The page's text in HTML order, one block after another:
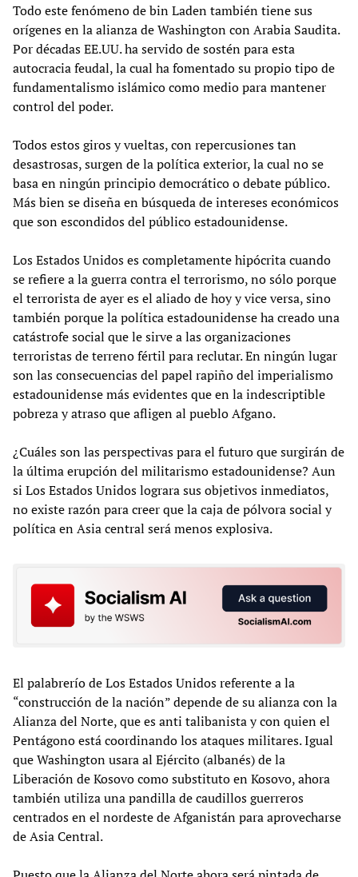
Todo este fenómeno de bin Laden también tiene sus
orígenes en la alianza de Washington con Arabia Saudita.
Por décadas EE.UU. ha servido de sostén para esta
autocracia feudal, la cual ha fomentado su propio tipo de
fundamentalismo islámico como medio para mantener
control del poder.
Todos estos giros y vueltas, con repercusiones tan
desastrosas, surgen de la política exterior, la cual no se
basa en ningún principio democrático o debate público.
Más bien se diseña en búsqueda de intereses económicos
que son escondidos del público estadounidense.
Los Estados Unidos es completamente hipócrita cuando
se refiere a la guerra contra el terrorismo, no sólo porque
el terrorista de ayer es el aliado de hoy y vice versa, sino
también porque la política estadounidense ha creado una
catástrofe social que le sirve a las organizaciones
terroristas de terreno fértil para reclutar. En ningún lugar
son las consecuencias del papel rapiño del imperialismo
estadounidense más evidentes que en la indescriptible
pobreza y atraso que afligen al pueblo Afgano.
¿Cuáles son las perspectivas para el futuro que surgirán de
la última erupción del militarismo estadounidense? Aun
si Los Estados Unidos lograra sus objetivos inmediatos,
no existe razón para creer que la caja de pólvora social y
política en Asia central será menos explosiva.
El palabrerío de Los Estados Unidos referente a la
“construcción de la nación” depende de su alianza con la
Alianza del Norte, que es anti talibanista y con quien el
Pentágono está coordinando los ataques militares. Igual
que Washington usara al Ejército (albanés) de la
Liberación de Kosovo como substituto en Kosovo, ahora
también utiliza una pandilla de caudillos guerreros
centrados en el nordeste de Afganistán para aprovecharse
de Asia Central.